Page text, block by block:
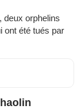
deux orphelins
ont été tués par